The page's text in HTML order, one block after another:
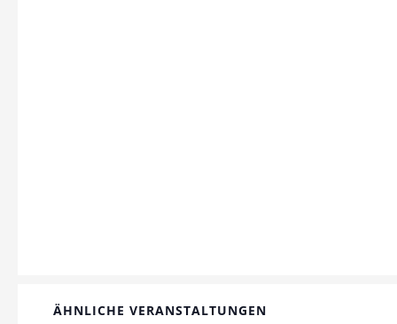
ÄHNLICHE VERANSTALTUNGEN